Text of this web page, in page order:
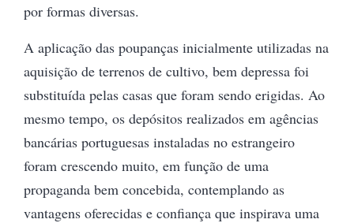
por formas diversas.
A aplicação das poupanças inicialmente utilizadas na
aquisição de terrenos de cultivo, bem depressa foi
substituída pelas casas que foram sendo erigidas. Ao
mesmo tempo, os depósitos realizados em agências
bancárias portuguesas instaladas no estrangeiro
foram crescendo muito, em função de uma
propaganda bem concebida, contemplando as
vantagens oferecidas e confiança que inspirava uma